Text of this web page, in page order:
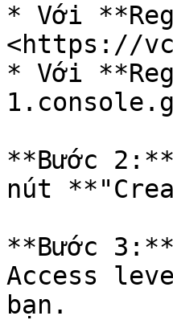
* Với
<https://
* Với
**Bước
nút
**Bước
Access
bạn.